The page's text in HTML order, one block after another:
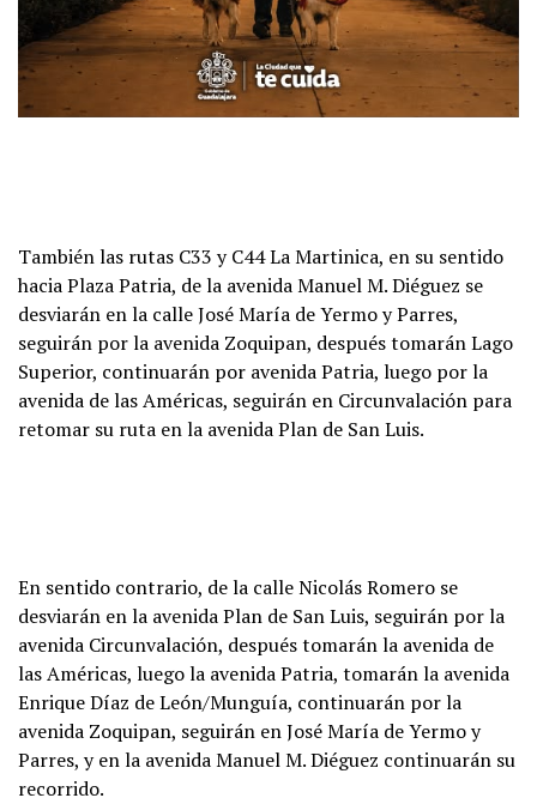
También las rutas C33 y C44 La Martinica, en su sentido
hacia Plaza Patria, de la avenida Manuel M. Diéguez se
desviarán en la calle José María de Yermo y Parres,
seguirán por la avenida Zoquipan, después tomarán Lago
Superior, continuarán por avenida Patria, luego por la
avenida de las Américas, seguirán en Circunvalación para
retomar su ruta en la avenida Plan de San Luis.
En sentido contrario, de la calle Nicolás Romero se
desviarán en la avenida Plan de San Luis, seguirán por la
avenida Circunvalación, después tomarán la avenida de
las Américas, luego la avenida Patria, tomarán la avenida
Enrique Díaz de León/Munguía, continuarán por la
avenida Zoquipan, seguirán en José María de Yermo y
Parres, y en la avenida Manuel M. Diéguez continuarán su
recorrido.